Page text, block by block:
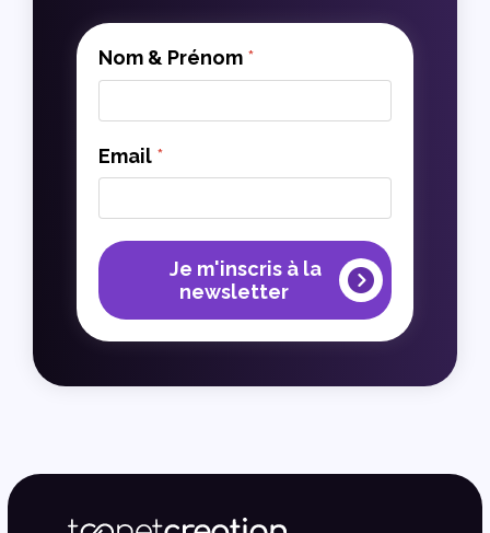
Nom & Prénom *
Email *
Je m'inscris à la
newsletter